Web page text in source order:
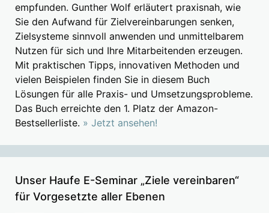
empfunden. Gunther Wolf erläutert praxisnah, wie
Sie den Aufwand für Zielvereinbarungen senken,
Zielsysteme sinnvoll anwenden und unmittelbarem
Nutzen für sich und Ihre Mitarbeitenden erzeugen.
Mit praktischen Tipps, innovativen Methoden und
vielen Beispielen finden Sie in diesem Buch
Lösungen für alle Praxis- und Umsetzungsprobleme.
Das Buch erreichte den 1. Platz der Amazon-
Bestsellerliste. » Jetzt ansehen!
Unser Haufe E-Seminar „Ziele vereinbaren“
für Vorgesetzte aller Ebenen